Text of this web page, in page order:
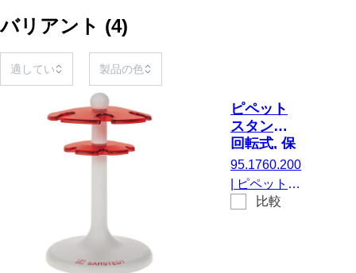
バリアント (4)
ピペット
スタンド,
回転式, 保
管キャパ
シティ：
6, にとっ
て シング
95.1760.200
ピペットス
タンド, 回転
比較